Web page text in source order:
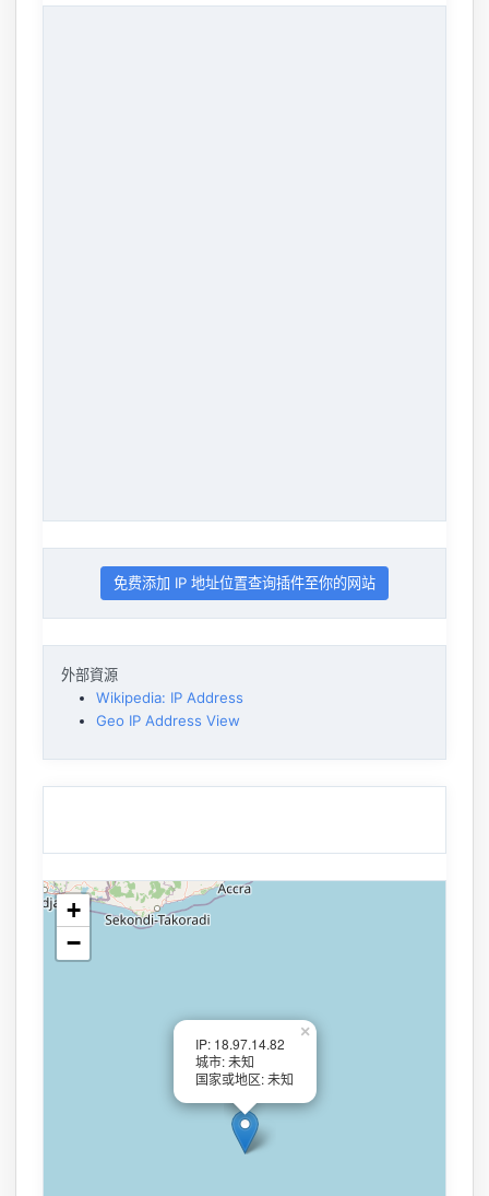
免费添加 IP 地址位置查询插件至你的网站
外部資源
Wikipedia: IP Address
Geo IP Address View
IP: 18.97.14.82
城市: 未知
国家或地区: 未知
×
+
−